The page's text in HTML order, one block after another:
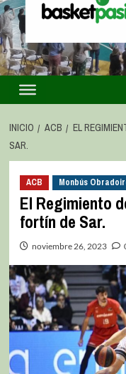
INICIO ACB
EL
SAR.
ACB Monbús
El Regimiento
fortín de Sar.
noviembre 26, 2023